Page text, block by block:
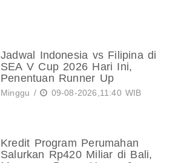
Jadwal Indonesia vs Filipina di
SEA V Cup 2026 Hari Ini,
Penentuan Runner Up
Minggu / 09-08-2026,11:40 WIB
Kredit Program Perumahan
Salurkan Rp420 Miliar di Bali,